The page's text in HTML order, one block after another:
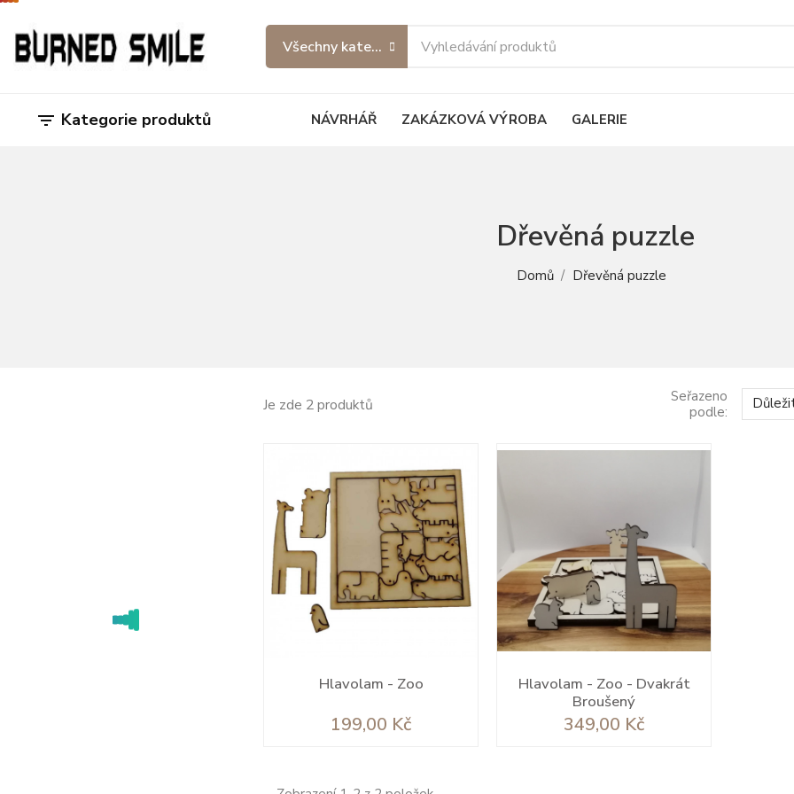
Všechny kategorie
 Kategorie produktů NÁVRHÁŘ ZAKÁZKOVÁ VÝROBA GALERIE
Dřevěná puzzle
Domů Dřevěná puzzle
Je zde 2 produktů
Seřazeno
podle:
Hlavolam - Zoo
Cena
199,00 Kč
Hlavolam - Zoo - Dvakrát
Broušený
Cena
349,00 Kč